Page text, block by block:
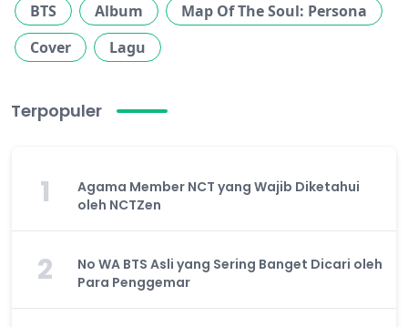
BTS Album
Map Of The Soul: Persona
Cover
Lagu
Terpopuler
1
Agama Member NCT yang Wajib Diketahui
oleh NCTZen
2
No WA BTS Asli yang Sering Banget Dicari oleh
Para Penggemar